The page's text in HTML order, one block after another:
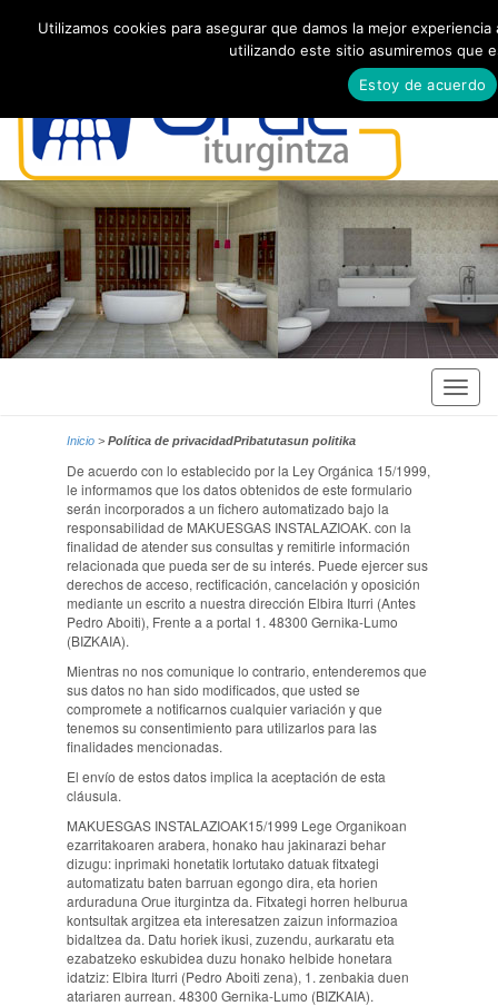
Inicio > Política de privacidadPribatutasun politika
De acuerdo con lo establecido por la Ley Orgánica 15/1999,
le informamos que los datos obtenidos de este formulario
serán incorporados a un fichero automatizado bajo la
responsabilidad de MAKUESGAS INSTALAZIOAK. con la
finalidad de atender sus consultas y remitirle información
relacionada que pueda ser de su interés. Puede ejercer sus
derechos de acceso, rectificación, cancelación y oposición
mediante un escrito a nuestra dirección Elbira Iturri (Antes
Pedro Aboiti), Frente a a portal 1. 48300 Gernika-Lumo
(BIZKAIA).
Mientras no nos comunique lo contrario, entenderemos que
sus datos no han sido modificados, que usted se
compromete a notificarnos cualquier variación y que
tenemos su consentimiento para utilizarlos para las
finalidades mencionadas.
El envío de estos datos implica la aceptación de esta
cláusula.
MAKUESGAS INSTALAZIOAK15/1999 Lege Organikoan
ezarritakoaren arabera, honako hau jakinarazi behar
dizugu: inprimaki honetatik lortutako datuak fitxategi
automatizatu baten barruan egongo dira, eta horien
arduraduna Orue iturgintza da. Fitxategi horren helburua
kontsultak argitzea eta interesatzen zaizun informazioa
bidaltzea da. Datu horiek ikusi, zuzendu, aurkaratu eta
ezabatzeko eskubidea duzu honako helbide honetara
idatziz: Elbira Iturri (Pedro Aboiti zena), 1. zenbakia duen
atariaren aurrean. 48300 Gernika-Lumo (BIZKAIA).
Utilizamos cookies para asegurar que damos la mejor
utilizando este sitio asumiremos que
Estoy de acuerdo